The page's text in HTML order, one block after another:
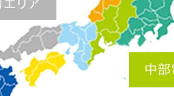
お持ちのお客様向け
エレベーターなどで動力契約をされて